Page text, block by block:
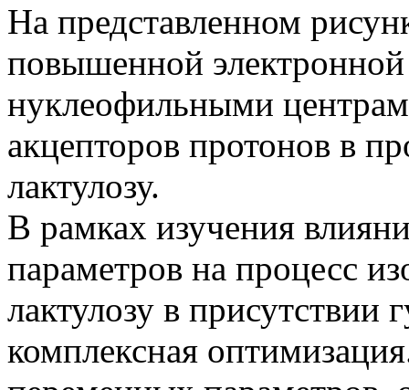
На представленном
повышенной
нуклеофильными
акцепторов протонов в
лактулозу.
В рамках изучения
параметров на процесс
лактулозу в присутствии
комплексная